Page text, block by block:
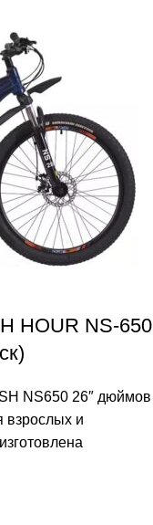
HOUR NS-650
NS650 26″ дюймов
взрослых и